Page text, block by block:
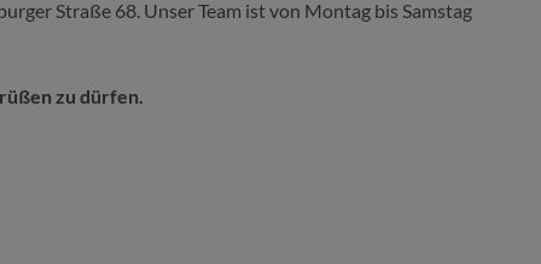
Straße 68. Unser Team ist von Montag bis Samstag
zu dürfen.